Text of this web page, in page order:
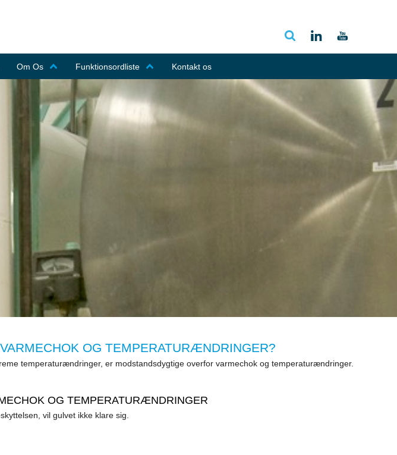
Om Os Funktionsordliste Kontakt os
OG TEMPERATURÆNDRINGER?
temperaturændringer, er modstandsdygtige overfor varmechok og temperaturændringer.
OG TEMPERATURÆNDRINGER
vil gulvet ikke klare sig.